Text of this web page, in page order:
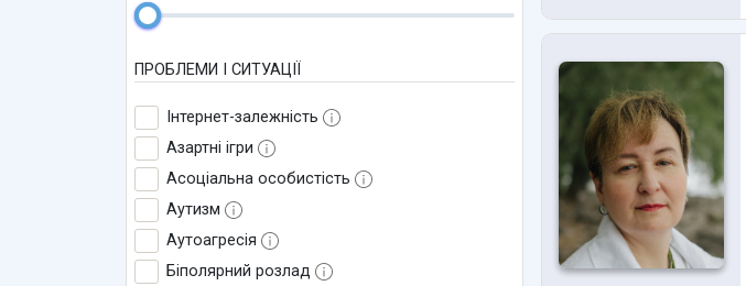
ПРОБЛЕМИ І СИТУАЦІЇ
Інтернет-залежність
Азартні ігри
Асоціальна особистість
Аутизм
Аутоагресія
Біполярний розлад